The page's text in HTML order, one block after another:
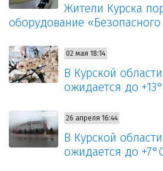
Жители Курска
оборудование
02 мая 18:14
В Курской
ожидается до
26 апреля 16:44
В Курской
ожидается до